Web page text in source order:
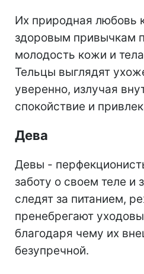
Их природная любовь
здоровым привычкам
молодость кожи и
Тельцы выглядят
уверенно, излучая
спокойствие и
Дева
Девы -
заботу о своем теле и
следят за питанием,
пренебрегают
благодаря чему их
безупречной.